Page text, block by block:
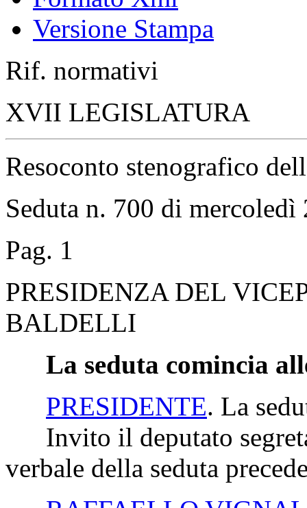
Versione Stampa
Rif. normativi
XVII LEGISLATURA
Resoconto stenografico
Seduta n. 700 di mercoledì
Pag. 1
PRESIDENZA DEL
BALDELLI
La seduta comincia
PRESIDENTE. La
Invito il deputato
verbale della seduta